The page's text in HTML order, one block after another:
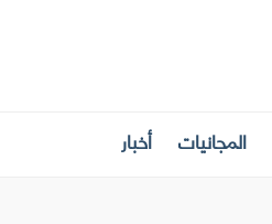
المجانيات أخبار